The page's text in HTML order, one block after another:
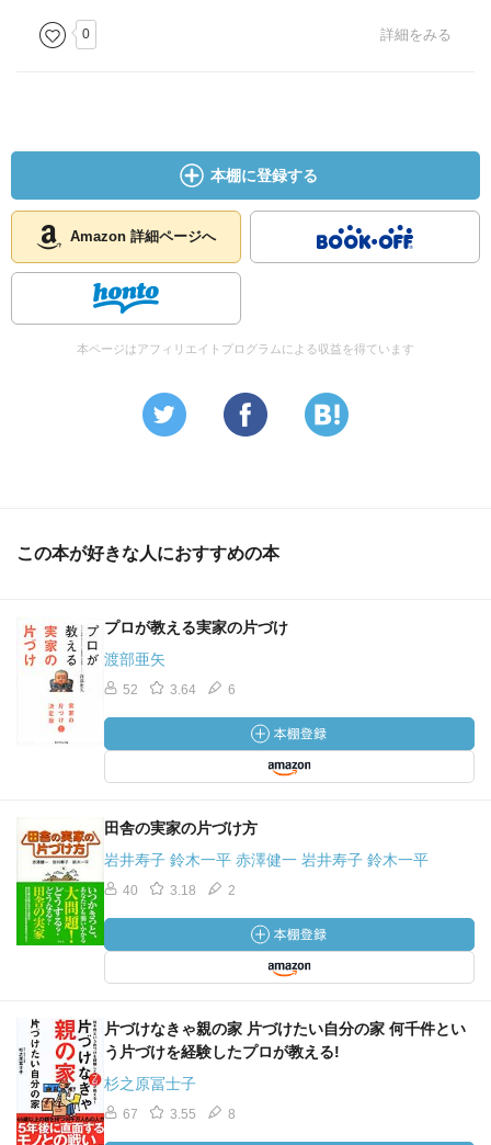
0 詳細をみる
本棚に登録する
Amazon 詳細ページへ
本ページはアフィリエイトプログラムによる収益を得ています
この本が好きな人におすすめの本
プロが教える実家の片づけ
渡部亜矢
52 3.64 6
田舎の実家の片づけ方
岩井寿子 鈴木一平 赤澤健一 岩井寿子 鈴木一平
40 3.18 2
片づけなきゃ親の家 片づけたい自分の家 何千件とい
う片づけを経験したプロが教える!
杉之原冨士子
67 3.55 8